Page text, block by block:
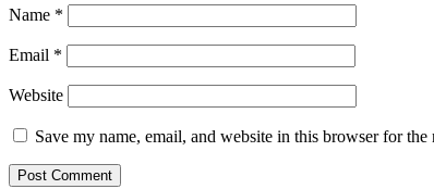
Name *
Email *
Website
Save my name, email, and website in this browser for